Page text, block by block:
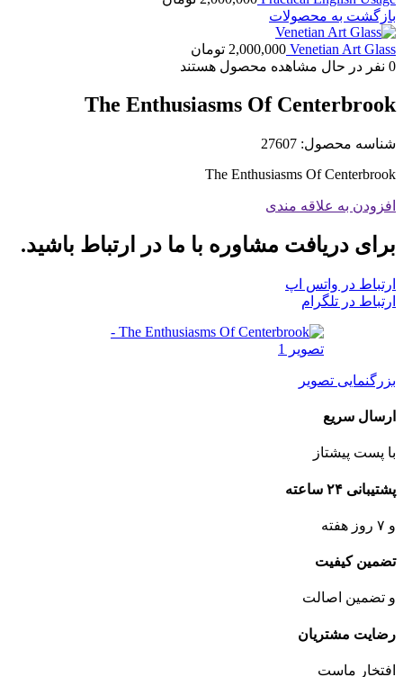
بازگشت به محصولات
Venetian Art Glass
2,000,000 تومان
0 نفر در حال مشاهده محصول هستند
The Enthusiasms Of Centerbrook
شناسه محصول: 27607
The Enthusiasms Of Centerbrook
افزودن به علاقه مندی
برای دریافت مشاوره با ما در ارتباط باشید.
ارتباط در واتس اپ
ارتباط در تلگرام
بزرگنمایی تصویر
ارسال سریع
با پست پیشتاز
پشتیبانی ۲۴ ساعته
و ۷ روز هفته
تضمین کیفیت
و تضمین اصالت
رضایت مشتریان
افتخار ماست